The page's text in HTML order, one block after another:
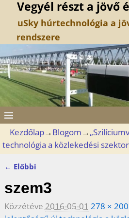
Vegyél részt a jövő
uSky húrtechnológia a
rendszere
Kezdőlap→Blogom→
technológia a közlekedési
← Előbbi
szem3
Közzétéve 2016-05-01 278 × 200